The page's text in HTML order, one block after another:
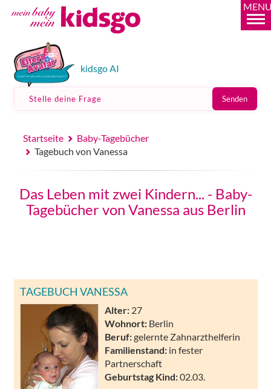
kidsgo AI
Stelle deine Frage Senden
Startseite
Baby-Tagebücher
Tagebuch von Vanessa
Das Leben mit zwei Kindern... - Baby-
Tagebücher von Vanessa aus Berlin
TAGEBUCH VANESSA
Alter: 27
Wohnort: Berlin
Beruf:gelernte Zahnarzthelferin
Familienstand: in fester
Partnerschaft
Geburtstag Kind:02.03.